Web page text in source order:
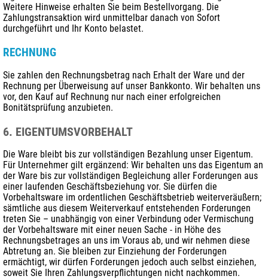
Weitere Hinweise erhalten Sie beim Bestellvorgang. Die
Zahlungstransaktion wird unmittelbar danach von Sofort
durchgeführt und Ihr Konto belastet.
RECHNUNG
Sie zahlen den Rechnungsbetrag nach Erhalt der Ware und der
Rechnung per Überweisung auf unser Bankkonto. Wir behalten uns
vor, den Kauf auf Rechnung nur nach einer erfolgreichen
Bonitätsprüfung anzubieten.
6. EIGENTUMSVORBEHALT
Die Ware bleibt bis zur vollständigen Bezahlung unser Eigentum.
Für Unternehmer gilt ergänzend: Wir behalten uns das Eigentum an
der Ware bis zur vollständigen Begleichung aller Forderungen aus
einer laufenden Geschäftsbeziehung vor. Sie dürfen die
Vorbehaltsware im ordentlichen Geschäftsbetrieb weiterveräußern;
sämtliche aus diesem Weiterverkauf entstehenden Forderungen
treten Sie – unabhängig von einer Verbindung oder Vermischung
der Vorbehaltsware mit einer neuen Sache - in Höhe des
Rechnungsbetrages an uns im Voraus ab, und wir nehmen diese
Abtretung an. Sie bleiben zur Einziehung der Forderungen
ermächtigt, wir dürfen Forderungen jedoch auch selbst einziehen,
soweit Sie Ihren Zahlungsverpflichtungen nicht nachkommen.